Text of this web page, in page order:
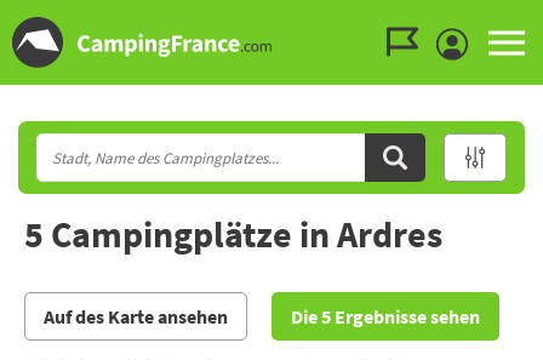
5 Campingplätze in Ardres
Auf des Karte ansehen Die 5 Ergebnisse sehen